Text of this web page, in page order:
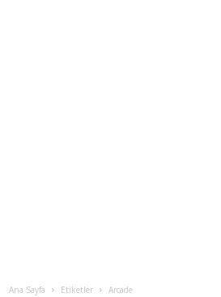
Ana Sayfa Etiketler Arcade